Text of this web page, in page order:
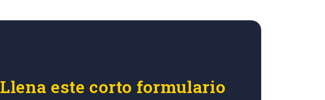
Llena este corto formulario